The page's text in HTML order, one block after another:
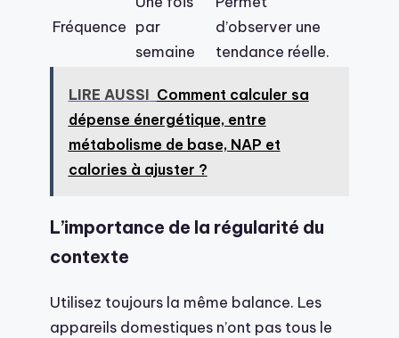
Fréquence par
semaine
d’observer une
tendance réelle.
LIRE AUSSI Comment calculer sa
dépense énergétique, entre
métabolisme de base, NAP et
calories à ajuster ?
L’importance de la régularité du
contexte
Utilisez toujours la même balance. Les
appareils domestiques n’ont pas tous le